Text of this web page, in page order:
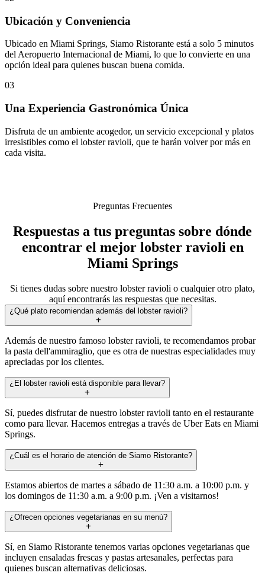
Ubicación y Conveniencia
Ubicado en Miami Springs, Siamo Ristorante está a solo 5 minutos
del Aeropuerto Internacional de Miami, lo que lo convierte en una
opción ideal para quienes buscan buena comida.
03
Una Experiencia Gastronómica Única
Disfruta de un ambiente acogedor, un servicio excepcional y platos
irresistibles como el lobster ravioli, que te harán volver por más en
cada visita.
Preguntas Frecuentes
Respuestas a tus preguntas sobre dónde
encontrar el mejor lobster ravioli en
Miami Springs
Si tienes dudas sobre nuestro lobster ravioli o cualquier otro plato,
aquí encontrarás las respuestas que necesitas.
¿Qué plato recomiendan además del lobster ravioli?
Además de nuestro famoso lobster ravioli, te recomendamos probar
la pasta dell'ammiraglio, que es otra de nuestras especialidades muy
apreciadas por los clientes.
¿El lobster ravioli está disponible para llevar?
Sí, puedes disfrutar de nuestro lobster ravioli tanto en el restaurante
como para llevar. Hacemos entregas a través de Uber Eats en Miami
Springs.
¿Cuál es el horario de atención de Siamo Ristorante?
Estamos abiertos de martes a sábado de 11:30 a.m. a 10:00 p.m. y
los domingos de 11:30 a.m. a 9:00 p.m. ¡Ven a visitarnos!
¿Ofrecen opciones vegetarianas en su menú?
Sí, en Siamo Ristorante tenemos varias opciones vegetarianas que
incluyen ensaladas frescas y pastas artesanales, perfectas para
quienes buscan alternativas deliciosas.